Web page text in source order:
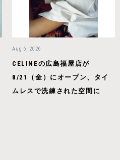
Aug 6, 2026
CELINEの広島福屋店が
8/21（金）にオープン、タイ
ムレスで洗練された空間に